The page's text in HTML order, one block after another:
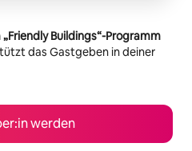
„Friendly Buildings“-Programm
das Gastgeben in deiner
werden